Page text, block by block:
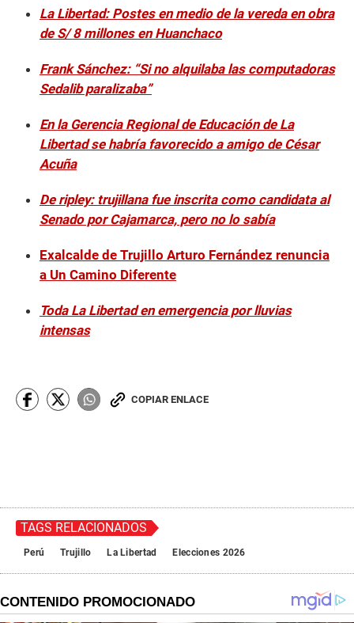
La Libertad: Postes en medio de la vereda en obra
de S/ 8 millones en Huanchaco
Frank Sánchez: “Si no alquilaba las computadoras
Sedalib paralizaba”
En la Gerencia Regional de Educación de La
Libertad se habría favorecido a amigo de César
Acuña
De ripley: trujillana fue inscrita como candidata al
Senado por Cajamarca, pero no lo sabía
Exalcalde de Trujillo Arturo Fernández renuncia
a Un Camino Diferente
Toda La Libertad en emergencia por lluvias
intensas
COPIAR ENLACE
TAGS RELACIONADOS
Perú Trujillo La Libertad Elecciones 2026